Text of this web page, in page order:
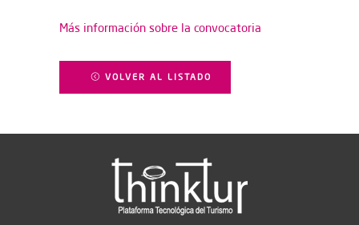
Más información sobre la convocatoria
VOLVER AL LISTADO